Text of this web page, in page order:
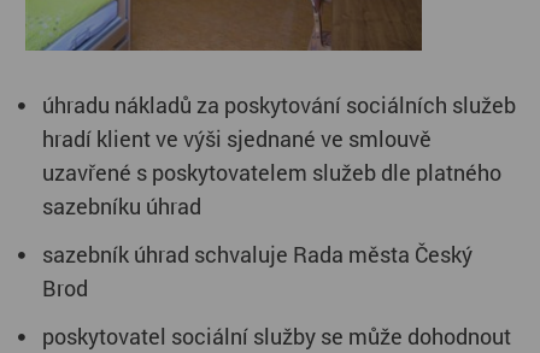
úhradu nákladů za poskytování sociálních služeb
hradí klient ve výši sjednané ve smlouvě
uzavřené s poskytovatelem služeb dle platného
sazebníku úhrad
sazebník úhrad schvaluje Rada města Český
Brod
poskytovatel sociální služby se může dohodnout